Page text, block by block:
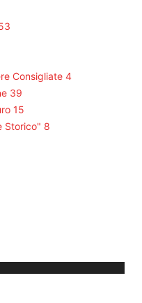
Consigliate 4
39
15
Storico" 8